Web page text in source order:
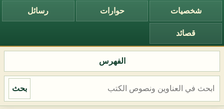
شخصيات حوارات رسائل
قصائد
الفهرس
بحث